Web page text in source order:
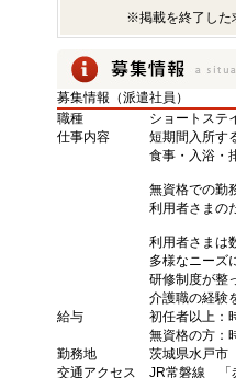
※掲載を終了した
募集情報（派遣社員）
職種
ショートステ
仕事内容
短期間入所す
食事・入浴・
無資格での勤
利用者さまの
利用者さまは
多様なニーズ
研修制度が整
介護職の経験
給与
初任者以上：
無資格の方：
勤務地
茨城県水戸市
交通アクセス
JR常磐線 「